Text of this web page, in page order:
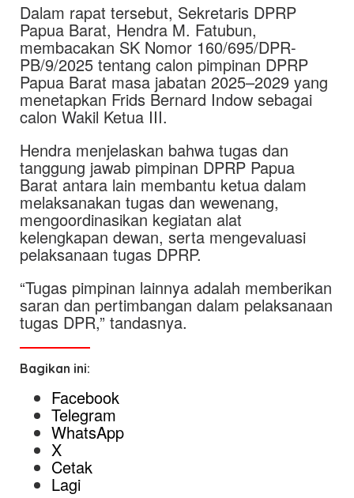
Dalam rapat tersebut, Sekretaris DPRP
Papua Barat, Hendra M. Fatubun,
membacakan SK Nomor 160/695/DPR-
PB/9/2025 tentang calon pimpinan DPRP
Papua Barat masa jabatan 2025–2029 yang
menetapkan Frids Bernard Indow sebagai
calon Wakil Ketua III.
Hendra menjelaskan bahwa tugas dan
tanggung jawab pimpinan DPRP Papua
Barat antara lain membantu ketua dalam
melaksanakan tugas dan wewenang,
mengoordinasikan kegiatan alat
kelengkapan dewan, serta mengevaluasi
pelaksanaan tugas DPRP.
“Tugas pimpinan lainnya adalah memberikan
saran dan pertimbangan dalam pelaksanaan
tugas DPR,” tandasnya.
Bagikan ini:
Facebook
Telegram
WhatsApp
X
Cetak
Lagi